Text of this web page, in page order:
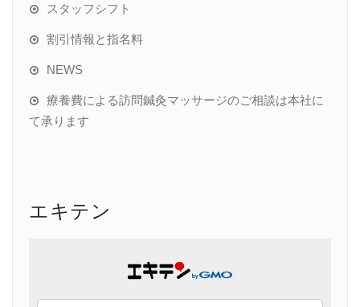
スタッフシフト
割引情報と指名料
NEWS
療養費による訪問鍼灸マッサージのご相談は本社に
て承ります
エキテン